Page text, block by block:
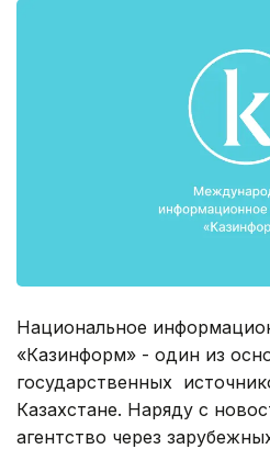
Национальное
«Казинформ» - один из
государственных
Казахстане. Наряду с
агентство через